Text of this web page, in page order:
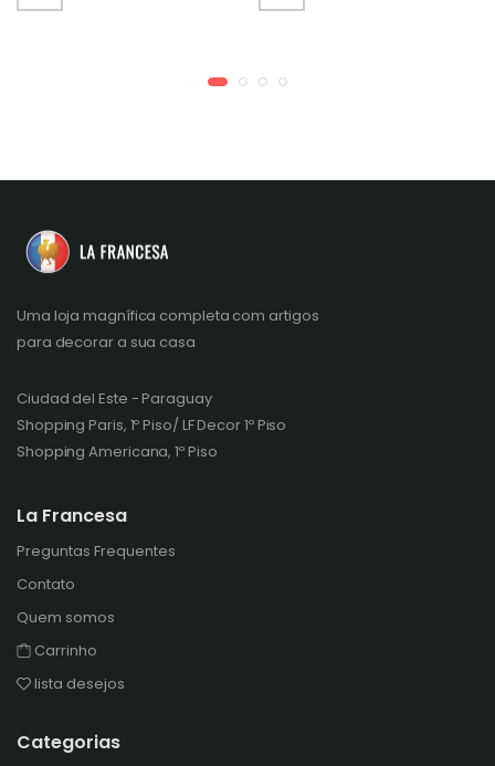
Uma loja magnífica completa com artigos
para decorar a sua casa
Ciudad del Este - Paraguay
Shopping Paris, 1º Piso/ LF Decor 1º Piso
Shopping Americana, 1º Piso
La Francesa
Preguntas Frequentes
Contato
Quem somos
Carrinho
lista desejos
Categorias